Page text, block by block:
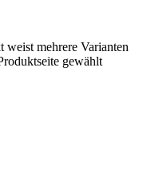
weist mehrere Varianten
gewählt